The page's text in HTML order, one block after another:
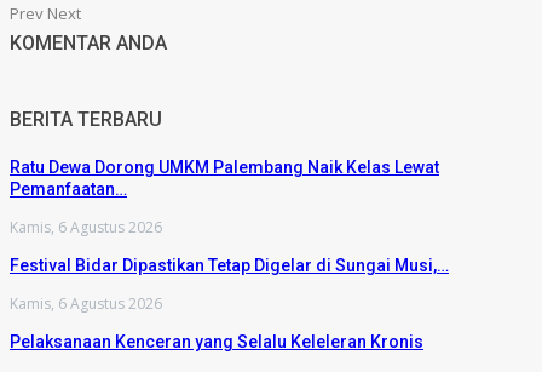
Prev Next
KOMENTAR ANDA
BERITA TERBARU
Ratu Dewa Dorong UMKM Palembang Naik Kelas Lewat
Pemanfaatan…
Kamis, 6 Agustus 2026
Festival Bidar Dipastikan Tetap Digelar di Sungai Musi,…
Kamis, 6 Agustus 2026
Pelaksanaan Kenceran yang Selalu Keleleran Kronis